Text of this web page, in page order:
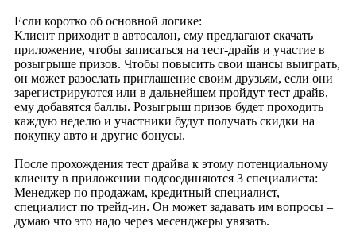
Если коротко об основной логике:
Клиент приходит в автосалон, ему предлагают скачать
приложение, чтобы записаться на тест-драйв и участие в
розыгрыше призов. Чтобы повысить свои шансы выиграть,
он может разослать приглашение своим друзьям, если они
зарегистрируются или в дальнейшем пройдут тест драйв,
ему добавятся баллы. Розыгрыш призов будет проходить
каждую неделю и участники будут получать скидки на
покупку авто и другие бонусы.
После прохождения тест драйва к этому потенциальному
клиенту в приложении подсоединяются 3 специалиста:
Менеджер по продажам, кредитный специалист,
специалист по трейд-ин. Он может задавать им вопросы –
думаю что это надо через месенджеры увязать.